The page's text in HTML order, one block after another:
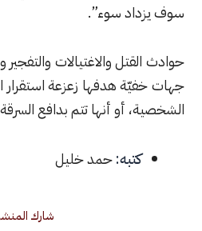
سوء”.
والاغتيالات والتفجير وغيرها
هدفها زعزعة استقرار البلاد، أو
أو أنها تتم بدافع السرقة.
حمد خليل
شارك المنشور